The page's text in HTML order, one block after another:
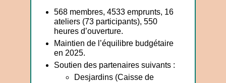
568 membres, 4533 emprunts, 16
ateliers (73 participants), 550
heures d’ouverture.
Maintien de l’équilibre budgétaire
en 2025.
Soutien des partenaires suivants :
Desjardins (Caisse de